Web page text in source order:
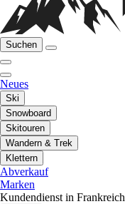
Suchen
Neues
Ski
Snowboard
Skitouren
Wandern & Trek
Klettern
Abverkauf
Marken
Kundendienst in Frankreich